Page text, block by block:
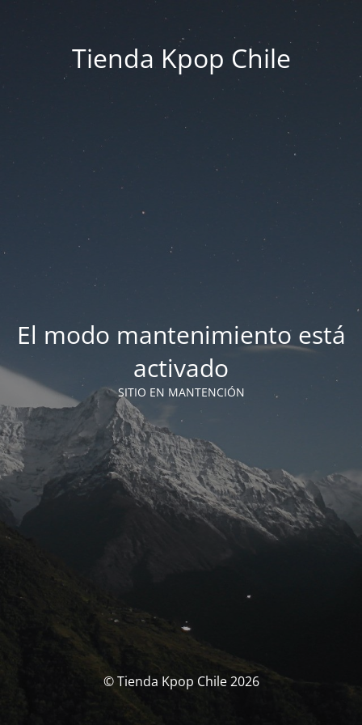
Tienda Kpop Chile
El modo mantenimiento está
activado
SITIO EN MANTENCIÓN
© Tienda Kpop Chile 2026